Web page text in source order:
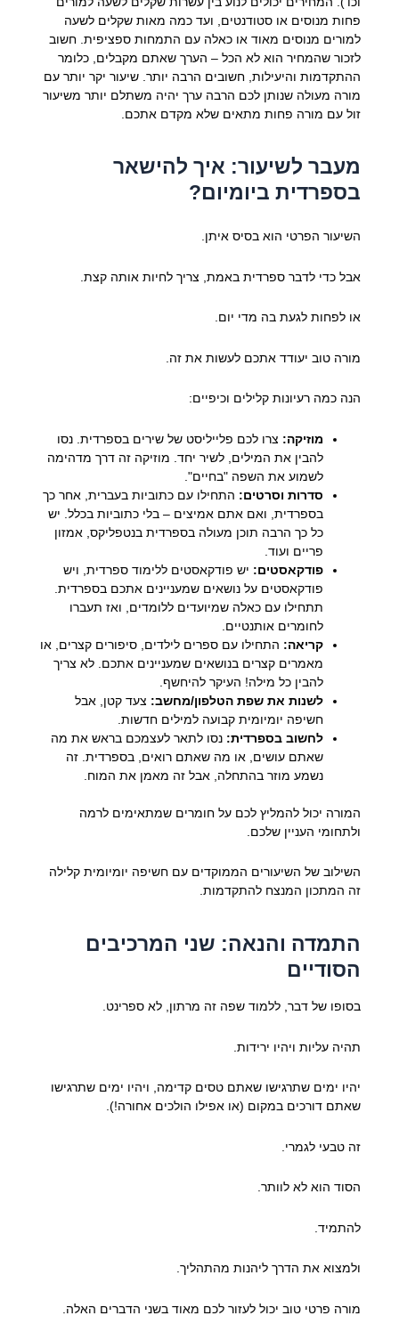
פחות מנוסים או סטודנטים, ועד כמה מאות שקלים לשעה
למורים מנוסים מאוד או כאלה עם התמחות ספציפית. חשוב
לזכור שהמחיר הוא לא הכל – הערך שאתם מקבלים, כלומר
ההתקדמות והיעילות, חשובים הרבה יותר. שיעור יקר יותר עם
מורה מעולה שנותן לכם הרבה ערך יהיה משתלם יותר משיעור
זול עם מורה פחות מתאים שלא מקדם אתכם.
מעבר לשיעור: איך להישאר
בספרדית ביומיום?
השיעור הפרטי הוא בסיס איתן.
אבל כדי לדבר ספרדית באמת, צריך לחיות אותה קצת.
או לפחות לגעת בה מדי יום.
מורה טוב יעודד אתכם לעשות את זה.
הנה כמה רעיונות קלילים וכיפיים:
מוזיקה: צרו לכם פלייליסט של שירים בספרדית. נסו
להבין את המילים, לשיר יחד. מוזיקה זה דרך מדהימה
לשמוע את השפה "בחיים".
סדרות וסרטים: התחילו עם כתוביות בעברית, אחר כך
בספרדית, ואם אתם אמיצים – בלי כתוביות בכלל. יש
כל כך הרבה תוכן מעולה בספרדית בנטפליקס, אמזון
פריים ועוד.
פודקאסטים: יש פודקאסטים ללימוד ספרדית, ויש
פודקאסטים על נושאים שמעניינים אתכם בספרדית.
תתחילו עם כאלה שמיועדים ללומדים, ואז תעברו
לחומרים אותנטיים.
קריאה: התחילו עם ספרים לילדים, סיפורים קצרים, או
מאמרים קצרים בנושאים שמעניינים אתכם. לא צריך
להבין כל מילה! העיקר להיחשף.
לשנות את שפת הטלפון/מחשב: צעד קטן, אבל
חשיפה יומיומית קבועה למילים חדשות.
לחשוב בספרדית: נסו לתאר לעצמכם בראש את מה
שאתם עושים, או מה שאתם רואים, בספרדית. זה
נשמע מוזר בהתחלה, אבל זה מאמן את המוח.
המורה יכול להמליץ לכם על חומרים שמתאימים לרמה
ולתחומי העניין שלכם.
השילוב של השיעורים הממוקדים עם חשיפה יומיומית קלילה
זה המתכון המנצח להתקדמות.
התמדה והנאה: שני המרכיבים
הסודיים
בסופו של דבר, ללמוד שפה זה מרתון, לא ספרינט.
תהיה עליות ויהיו ירידות.
יהיו ימים שתרגישו שאתם טסים קדימה, ויהיו ימים שתרגישו
שאתם דורכים במקום (או אפילו הולכים אחורה!).
זה טבעי לגמרי.
הסוד הוא לא לוותר.
להתמיד.
ולמצוא את הדרך ליהנות מהתהליך.
מורה פרטי טוב יכול לעזור לכם מאוד בשני הדברים האלה.